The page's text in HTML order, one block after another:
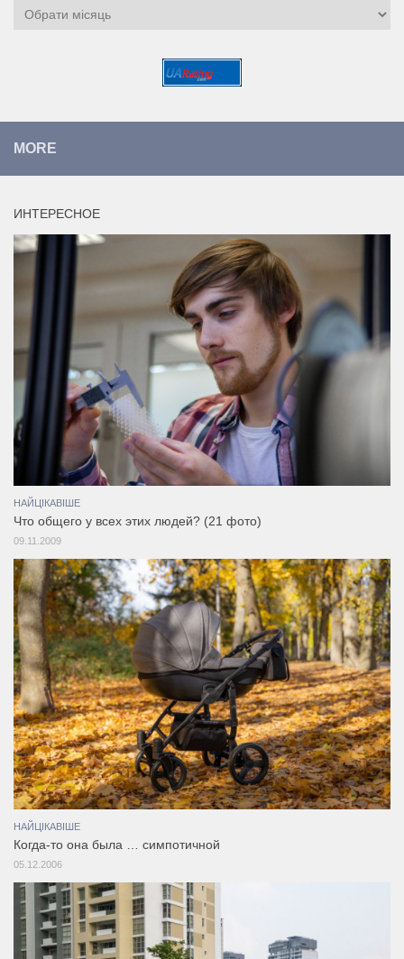
Архіви
MORE
ИНТЕРЕСНОЕ
НАЙЦІКАВІШЕ
Что общего у всех этих людей? (21 фото)
09.11.2009
НАЙЦІКАВІШЕ
Когда-то она была … симпотичной
05.12.2006